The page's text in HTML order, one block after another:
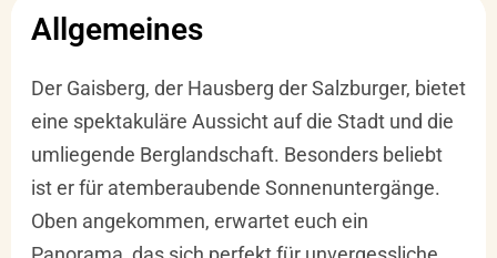
Allgemeines
Der Gaisberg, der Hausberg der Salzburger, bietet
eine spektakuläre Aussicht auf die Stadt und die
umliegende Berglandschaft. Besonders beliebt
ist er für atemberaubende Sonnenuntergänge.
Oben angekommen, erwartet euch ein